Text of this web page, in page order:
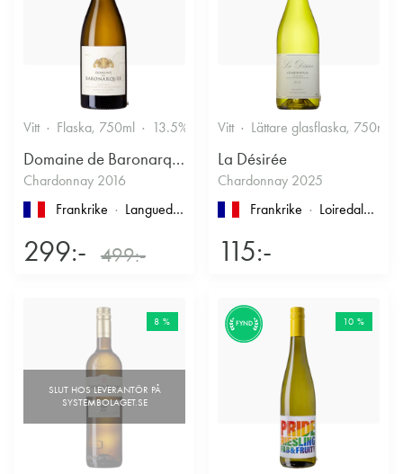
Vitt Flaska, 750ml 13.5%
Domaine de Baronarques
Chardonnay 2016
Frankrike
Languedoc-Roussillon , Limoux
299:- 499:-
Vitt Lättare glasflaska, 750ml
La Désirée
Chardonnay 2025
Frankrike
Loiredalen
115:-
8 % FYND 10 %